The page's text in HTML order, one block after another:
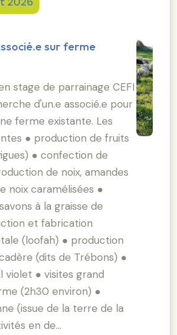
sur ferme
stage de parrainage CEFI
d'un.e associé.e pour
ferme existante. Les
● production de fruits
● confection de
de noix, amandes
noix caramélisées ●
à la graisse de
et fabrication
(loofah) ● production
(dits de Trébons) ●
violet ● visites grand
(2h30 environ) ●
(issue de la terre de la
en de…